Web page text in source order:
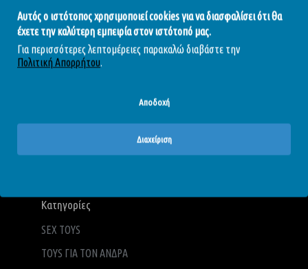
Αυτός ο ιστότοπος χρησιμοποιεί cookies για να διασφαλίσει ότι θα
έχετε την καλύτερη εμπειρία στον ιστότοπό μας.
Για περισσότερες λεπτομέρειες παρακαλώ διαβάστε την
Πολιτική Απορρήτου.
Αποδοχή
Διαχείριση
Όροι Χρήσης
Πολιτική Απορρήτου
Πολιτική Επιστροφών
Blog - Άρθρα
Κατηγορίες
SEX TOYS
TOYS ΓΙΑ ΤΟΝ ΑΝΔΡΑ